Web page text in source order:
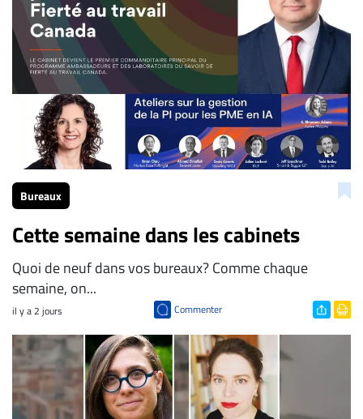
Bureaux
Cette semaine dans les cabinets
Quoi de neuf dans vos bureaux? Comme chaque
semaine, on...
il y a 2 jours Commenter